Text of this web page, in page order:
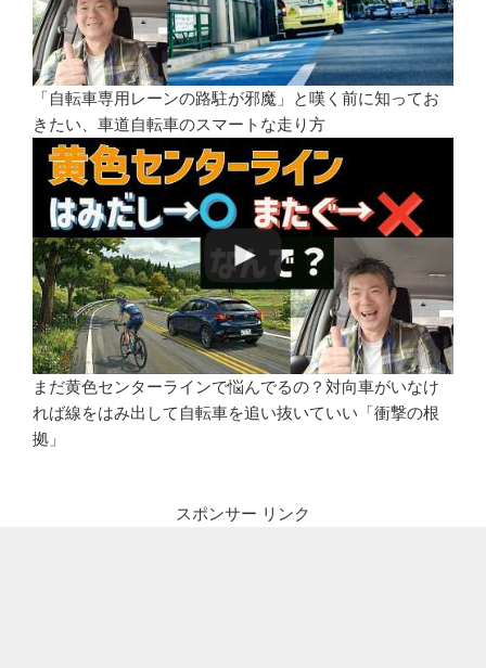
「自転車専用レーンの路駐が邪魔」と嘆く前に知ってお
きたい、車道自転車のスマートな走り方
まだ黄色センターラインで悩んでるの？対向車がいなけ
れば線をはみ出して自転車を追い抜いていい「衝撃の根
拠」
スポンサー リンク